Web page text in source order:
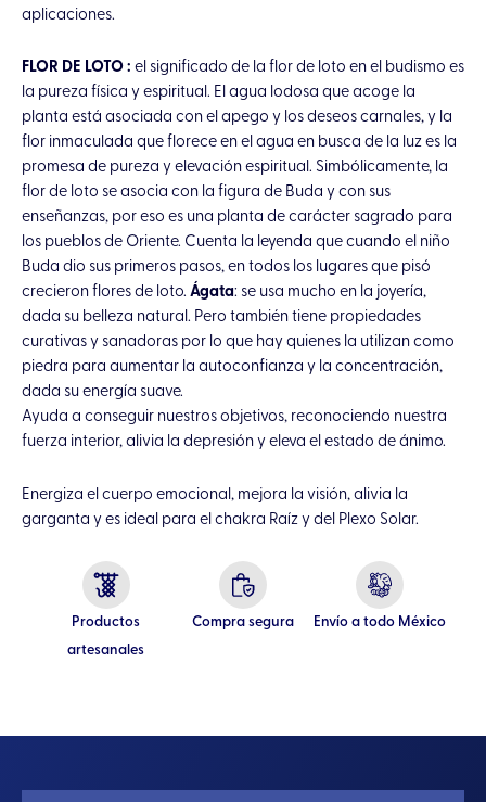
aplicaciones.
FLOR DE LOTO : el significado de la flor de loto en el budismo es
la pureza física y espiritual. El agua lodosa que acoge la
planta está asociada con el apego y los deseos carnales, y la
flor inmaculada que florece en el agua en busca de la luz es la
promesa de pureza y elevación espiritual. Simbólicamente, la
flor de loto se asocia con la figura de Buda y con sus
enseñanzas, por eso es una planta de carácter sagrado para
los pueblos de Oriente. Cuenta la leyenda que cuando el niño
Buda dio sus primeros pasos, en todos los lugares que pisó
crecieron flores de loto. Ágata: se usa mucho en la joyería,
dada su belleza natural. Pero también tiene propiedades
curativas y sanadoras por lo que hay quienes la utilizan como
piedra para aumentar la autoconfianza y la concentración,
dada su energía suave.
Ayuda a conseguir nuestros objetivos, reconociendo nuestra
fuerza interior, alivia la depresión y eleva el estado de ánimo.
Energiza el cuerpo emocional, mejora la visión, alivia la
garganta y es ideal para el chakra Raíz y del Plexo Solar.
Productos
artesanales
Compra segura Envío a todo México